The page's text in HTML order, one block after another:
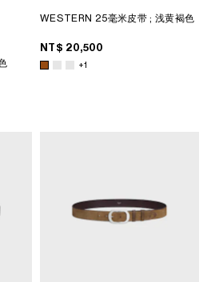
WESTERN 25毫米皮带; 浅黄褐色
NT$ 20,500
+1